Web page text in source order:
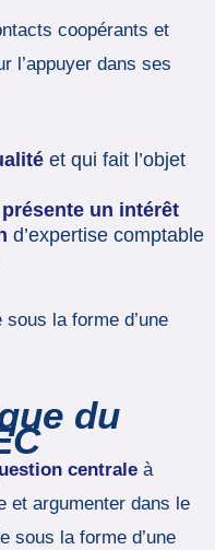
coopérants et
l’appuyer dans ses
et qui fait l’objet
un intérêt
d’expertise comptable
la forme d’une
du
centrale à
et argumenter dans le
sous la forme d’une